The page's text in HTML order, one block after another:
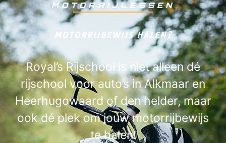
MOTORRIJLESSEN
MOTORRIJBEWIJS HALEN?
Royal’s Rijschool is niet alleen dé
rijschool voor auto’s in Alkmaar en
Heerhugowaard of den helder, maar
ook dé plek om jouw motorrijbewijs
te halen!